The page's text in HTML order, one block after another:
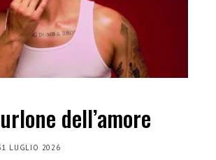
dell’amore
LUGLIO 2026